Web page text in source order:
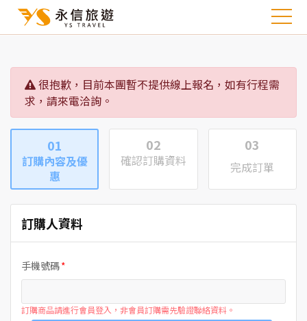
很抱歉，目前本團暫不提供線上報名，如有行程需
求，請來電洽詢。
01
訂購內容及優
惠
02
確認訂購資料
03
完成訂單
訂購人資料
手機號碼
訂購商品請進行會員登入，非會員訂購需先驗證聯絡資料。